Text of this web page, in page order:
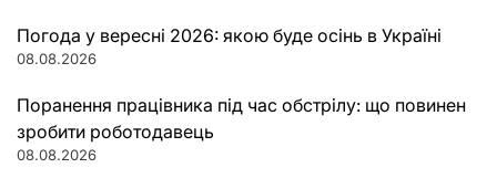
Погода у вересні 2026: якою буде осінь в Україні
08.08.2026
Поранення працівника під час обстрілу: що повинен
зробити роботодавець
08.08.2026